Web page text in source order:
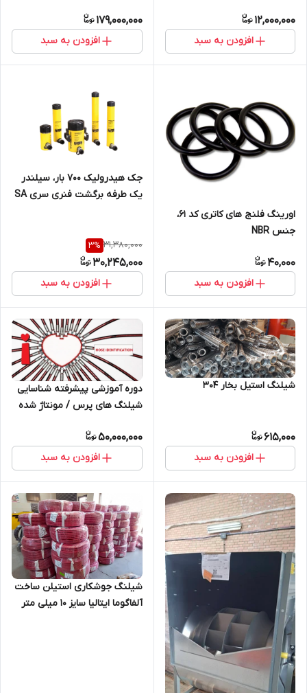
12,000,000
افزودن به سبد
179,000,000
افزودن به سبد
اورینگ فلنج های کاتری کد 61،
جنس NBR
40,000
افزودن به سبد
جک هیدرولیک 700 بار، سیلندر
یک طرفه برگشت فنری سری SA
HSS
31,380,000
3%
30,245,000
افزودن به سبد
شیلنگ استیل بخار 304
615,000
افزودن به سبد
دوره آموزشی پیشرفته شناسایی
شیلنگ های پرس / مونتاژ شده
50,000,000
افزودن به سبد
شیلنگ جوشکاری استیلن ساخت
آلفاگوما ایتالیا سایز 10 میلی متر